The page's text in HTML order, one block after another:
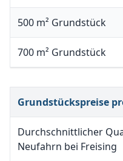
500 m² Grundstück
700 m² Grundstück
Grundstückspreise
Durchschnittlicher
Neufahrn bei Freising